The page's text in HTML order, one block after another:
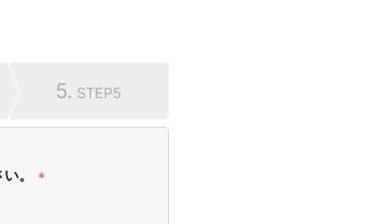
5. STEP5
。
*